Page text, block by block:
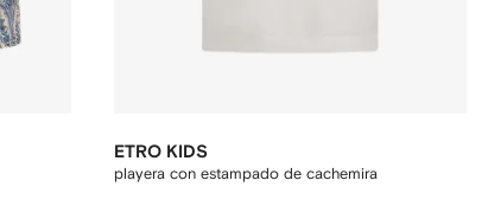
ETRO KIDS
playera con estampado de cachemira